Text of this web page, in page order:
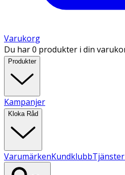
Varukorg
Du har 0 produkter i din
Produkter
Kampanjer
Kloka Råd
VarumärkenKundklubbTjänster